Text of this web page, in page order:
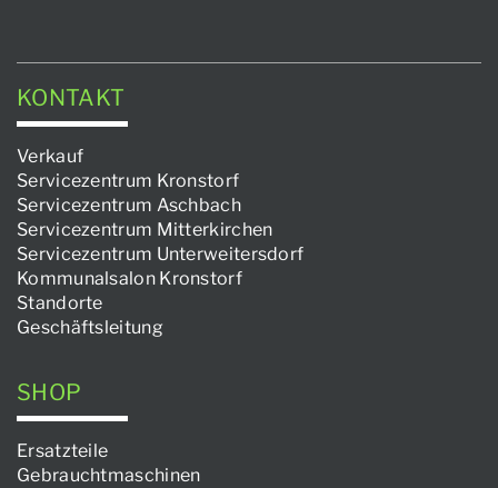
KONTAKT
Verkauf
Servicezentrum Kronstorf
Servicezentrum Aschbach
Servicezentrum Mitterkirchen
Servicezentrum Unterweitersdorf
Kommunalsalon Kronstorf
Standorte
Geschäftsleitung
SHOP
Ersatzteile
Gebrauchtmaschinen